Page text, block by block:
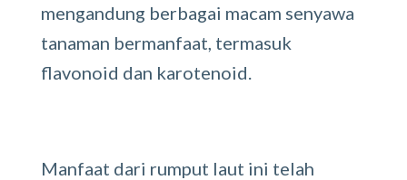
mengandung berbagai macam senyawa
tanaman bermanfaat, termasuk
flavonoid dan karotenoid.
Manfaat dari rumput laut ini telah